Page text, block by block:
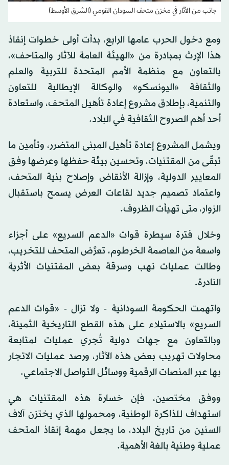
جانب من الآثار في مخزن متحف السودان القومي (الشرق الأوسط)
ومع دخول الحرب عامها الرابع، بدأت أولى خطوات إنقاذ
هذا الإرث بمبادرة من «الهيئة العامة للآثار والمتاحف»،
بالتعاون مع منظمة الأمم المتحدة للتربية والعلم
والثقافة «اليونسكو» والوكالة الإيطالية للتعاون
والتنمية، بإطلاق مشروع إعادة تأهيل المتحف، واستعادة
أحد أهم الصروح الثقافية في البلاد.
ويشمل المشروع إعادة تأهيل المبنى المتضرر، وتأمين ما
تبقّى من المقتنيات، وتحسين بيئة حفظها وعرضها وفق
المعايير الدولية، وإزالة الأنقاض وإصلاح بنية المتحف،
واعتماد تصميم جديد لقاعات العرض يسمح باستقبال
الزوار، متى تهيأت الظروف.
وخلال فترة سيطرة قوات «الدعم السريع» على أجزاء
واسعة من العاصمة الخرطوم، تعرَّض المتحف للتخريب،
وطالت عمليات نهب وسرقة بعض المقتنيات الأثرية
النادرة.
واتهمت الحكومة السودانية - ولا تزال - «قوات الدعم
السريع» بالاستيلاء على هذه القطع التاريخية الثمينة،
وبالتعاون مع جهات دولية تُجري عمليات لمتابعة
محاولات تهريب بعض هذه الآثار، ورصد عمليات الاتجار
بها عبر المنصات الرقمية ووسائل التواصل الاجتماعي.
ووفق مختصين، فإن خسارة هذه المقتنيات هي
استهداف للذاكرة الوطنية، ومحمولها الذي يختزن آلاف
السنين من تاريخ البلاد، ما يجعل مهمة إنقاذ المتحف
عملية وطنية بالغة الأهمية.